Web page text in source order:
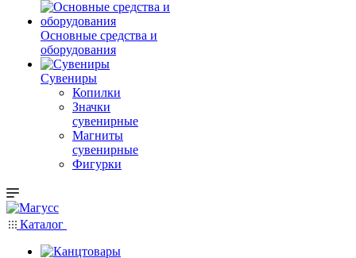
Основные средства и
оборудования
Сувениры
Копилки
Значки
сувенирные
Магниты
сувенирные
Фигурки
Каталог